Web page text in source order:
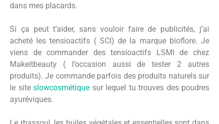
dans mes placards.
Si ça peut t’aider, sans vouloir faire de publicités, j’ai
acheté les tensioactifs ( SCI) de la marque bioflore. Je
viens de commander des tensioactifs LSMI de chez
Makeitbeauty ( l’occasion aussi de tester 2 autres
produits). Je commande parfois des produits naturels sur
le site slowcosmétique sur lequel tu trouves des poudres
ayuréviques.